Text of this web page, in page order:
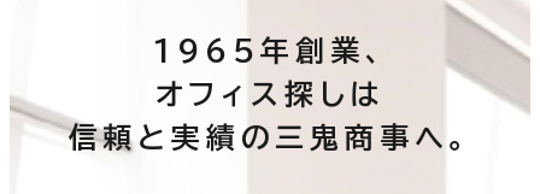
1965年創業、
オフィス探しは
信頼と実績の三鬼商事へ。